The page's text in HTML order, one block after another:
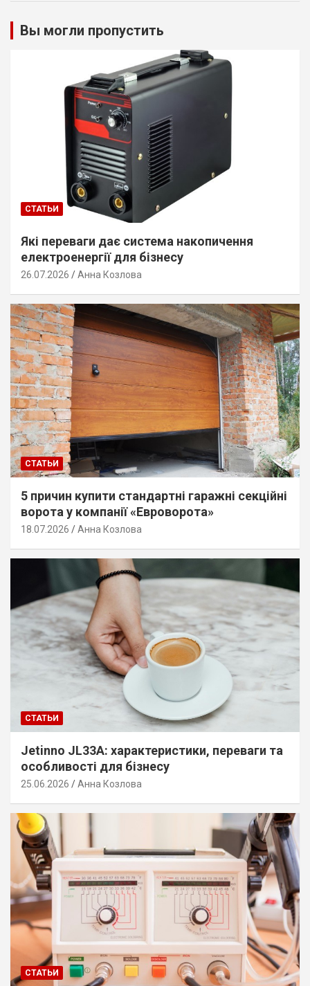
Вы могли пропустить
СТАТЬИ
Які переваги дає система накопичення
електроенергії для бізнесу
26.07.2026 Анна Козлова
СТАТЬИ
5 причин купити стандартні гаражні секційні
ворота у компанії «Евроворота»
18.07.2026 Анна Козлова
СТАТЬИ
Jetinno JL33A: характеристики, переваги та
особливості для бізнесу
25.06.2026 Анна Козлова
СТАТЬИ